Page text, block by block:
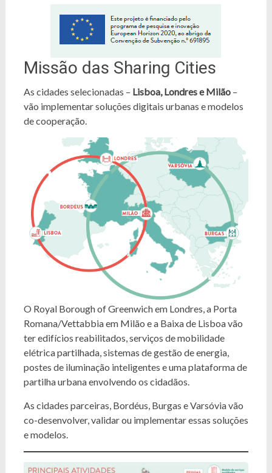
Missão das Sharing Cities
As cidades selecionadas – Lisboa, Londres e Milão–
vão implementar soluções digitais urbanas e modelos
de cooperação.
O Royal Borough of Greenwich em Londres, a Porta
Romana/Vettabbia em Milão e a Baixa de Lisboa vão
ter edifícios reabilitados, serviços de mobilidade
elétrica partilhada, sistemas de gestão de energia,
postes de iluminação inteligentes e uma plataforma de
partilha urbana envolvendo os cidadãos.
As cidades parceiras, Bordéus, Burgas e Varsóvia vão
co-desenvolver, validar ou implementar essas soluções
e modelos.